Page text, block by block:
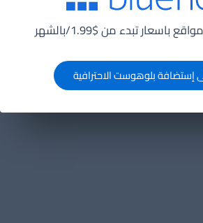
تبدء من $1.99/بالشهر
إستضافة بلوهوست الاحترافية